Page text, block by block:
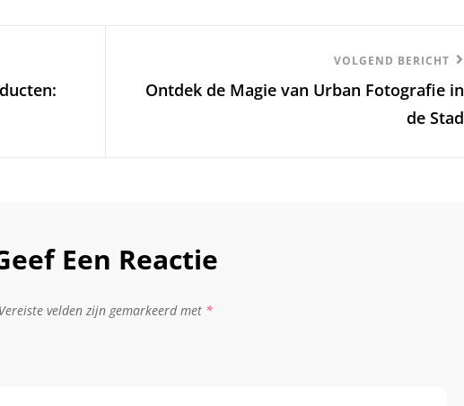
Bericht
VOLGEND BERICHT
Ontdek de Magie van Urban Fotografie in
de Stad
Een Reactie
Vereiste velden zijn gemarkeerd met *